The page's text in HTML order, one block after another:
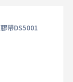
帶DS5001